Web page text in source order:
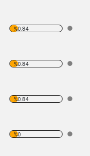
%0.84
%0.84
%0.84
%0